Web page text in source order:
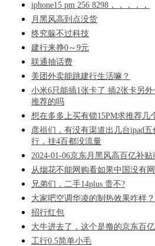
iphone15 pm 256 8298，，，，，
月黑风高到点没货
终究躲不过科技
建行来挣0～9元
联通抽话费
美团外卖能跳建行生活嘛？
小米6只能插1张卡了 插2张卡另
推荐的吗
想在多多上买有锁15PM求推荐几
彦祖们，有没有渠道出几台ipad
行，挂4百都没流量
2024-01-06京东月黑风高百亿补
从烟花不能网购看如果中国没有
兄弟们，二手14plus 贵不?
大家吧空调华凌的制热效果咋样？
招行红包
大牛进去了，这个是撸的京东百
工行0.5简单小毛